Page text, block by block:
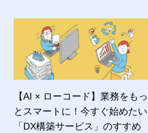
【AI × ローコード】業務をもっ
とスマートに！今すぐ始めたい
「DX構築サービス」のすすめ